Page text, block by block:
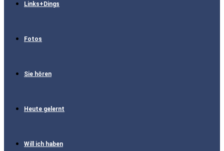
Links+Dings
Fotos
Sie hören
Heute gelernt
Will ich haben